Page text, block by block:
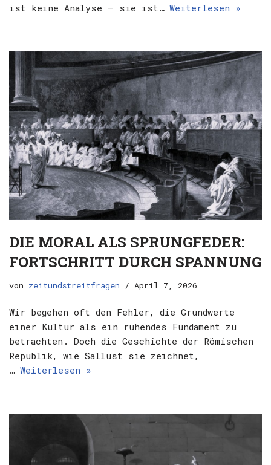
ist keine Analyse – sie ist… Weiterlesen »
DIE MORAL ALS SPRUNGFEDER:
FORTSCHRITT DURCH SPANNUNG
von zeitundstreitfragen April 7, 2026
Wir begehen oft den Fehler, die Grundwerte
einer Kultur als ein ruhendes Fundament zu
betrachten. Doch die Geschichte der Römischen
Republik, wie Sallust sie zeichnet,
… Weiterlesen »